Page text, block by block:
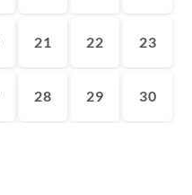
21 22 23
28 29 30